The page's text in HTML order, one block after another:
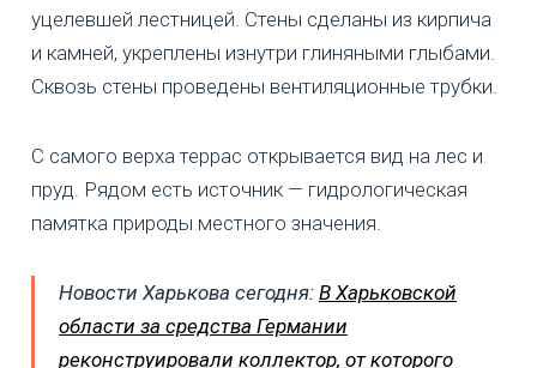
уцелевшей лестницей. Стены сделаны из кирпича
и камней, укреплены изнутри глиняными глыбами.
Сквозь стены проведены вентиляционные трубки.
С самого верха террас открывается вид на лес и
пруд. Рядом есть источник — гидрологическая
памятка природы местного значения.
Новости Харькова сегодня: В Харьковской
области за средства Германии
реконструировали коллектор, от которого